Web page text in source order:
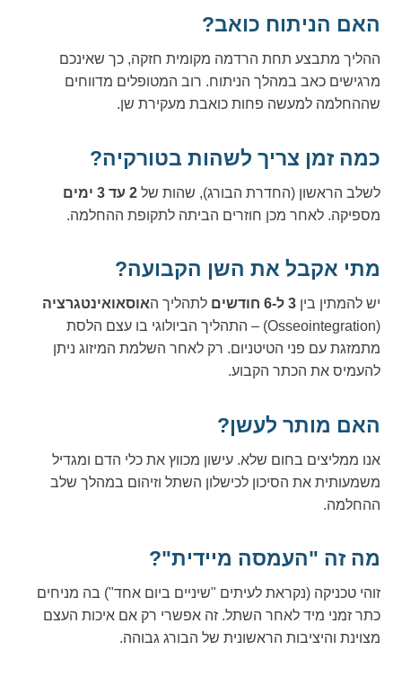
האם הניתוח כואב?
ההליך מתבצע תחת הרדמה מקומית חזקה, כך שאינכם
מרגישים כאב במהלך הניתוח. רוב המטופלים מדווחים
שההחלמה למעשה פחות כואבת מעקירת שן.
כמה זמן צריך לשהות בטורקיה?
לשלב הראשון (החדרת הבורג), שהות של 2 עד 3 ימים
מספיקה. לאחר מכן חוזרים הביתה לתקופת ההחלמה.
מתי אקבל את השן הקבועה?
יש להמתין בין 3 ל-6 חודשים לתהליך האוסאואינטגרציה
(Osseointegration) – התהליך הביולוגי בו עצם הלסת
מתמזגת עם פני הטיטניום. רק לאחר השלמת המיזוג ניתן
להעמיס את הכתר הקבוע.
האם מותר לעשן?
אנו ממליצים בחום שלא. עישון מכווץ את כלי הדם ומגדיל
משמעותית את הסיכון לכישלון השתל וזיהום במהלך שלב
ההחלמה.
מה זה "העמסה מיידית"?
זוהי טכניקה (נקראת לעיתים "שיניים ביום אחד") בה מניחים
כתר זמני מיד לאחר השתל. זה אפשרי רק אם איכות העצם
מצוינת והיציבות הראשונית של הבורג גבוהה.